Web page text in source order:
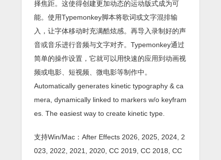
择焦距。这使得创建更加动态的运动版式成为可
能。使用Typemonkey脚本将歌词或文字混排输
入，让字体移动时充满酷炫感。再导入录制好的声
音或音乐进行音频与文字对齐。Typemonkey通过
简单的操作设置，它就可以用快速的应用到动画视
频或电影、短视频、微电影等制作中。
Automatically generates kinetic typography & ca
mera, dynamically linked to markers w/o keyfram
es. The easiest way to create kinetic type.
支持Win/Mac：After Effects 2026, 2025, 2024, 2
023, 2022, 2021, 2020, CC 2019, CC 2018, CC